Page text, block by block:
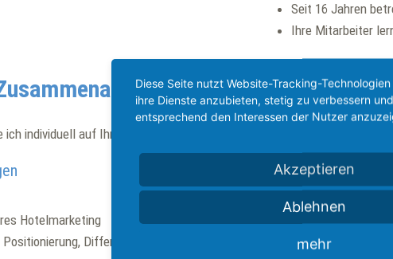
Seit 16 Jahren
Ihre Mitarbeiter
individuell auf Ihre spezifische Situation aus.
Hotelmarketing
Differenzierung am Markt
Diese Seite nutzt Website-Tracking-
ihre Dienste anzubieten, stetig zu verbessern
entsprechend den Interessen der Nutzer
Akzeptieren
Ablehnen
mehr